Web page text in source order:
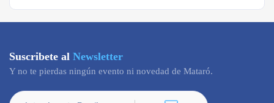
Suscribete al Newsletter
Y no te pierdas ningún evento ni novedad de Mataró.